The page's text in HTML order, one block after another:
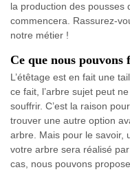
la production des pousses
commencera. Rassurez-
notre métier !
Ce que nous pouvons
L’étêtage est en fait une
ce fait, l’arbre sujet peut
souffrir. C’est la raison
trouver une autre option
arbre. Mais pour le savoir,
votre arbre sera réalisé
cas, nous pouvons